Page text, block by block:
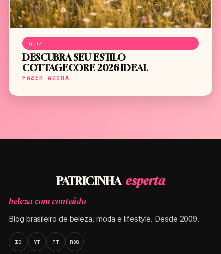
QUIZ
DESCUBRA SEU ESTILO
COTTAGECORE 2026 IDEAL
FAZER AGORA →
PATRICINHA esperta
beleza com conteúdo
Blog brasileiro de beleza, moda e lifestyle. Desde 2009.
IG YT TT RSS